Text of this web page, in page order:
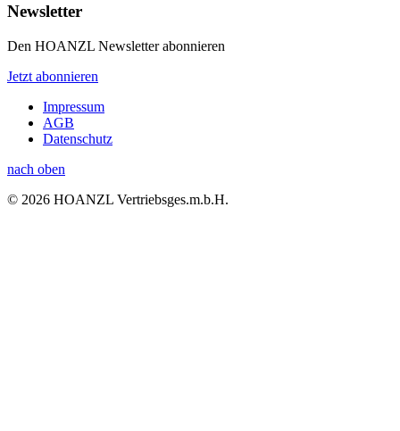
Newsletter
Den HOANZL Newsletter abonnieren
Jetzt abonnieren
Impressum
AGB
Datenschutz
nach oben
© 2026 HOANZL Vertriebsges.m.b.H.